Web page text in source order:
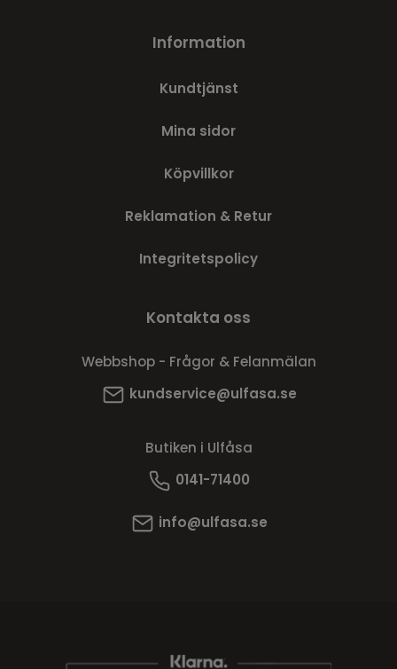
Information
Kundtjänst
Mina sidor
Köpvillkor
Reklamation & Retur
Integritetspolicy
Kontakta oss
Webbshop - Frågor & Felanmälan
kundservice@ulfasa.se
Butiken i Ulfåsa
0141-71400
info@ulfasa.se